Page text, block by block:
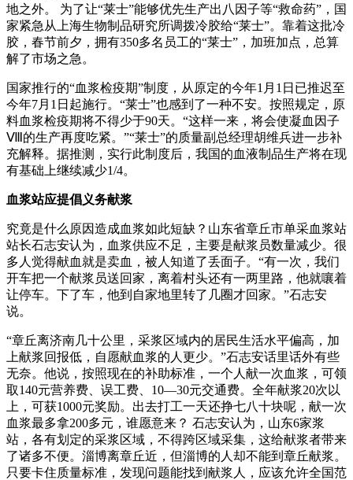
地之外。 为了让“莱士”能够优先生产出八因子等“救命药”，国
家紧急从上海生物制品研究所调拨冷胶给“莱士”。靠着这批冷
胶，春节前夕，拥有350多名员工的“莱士”，加班加点，总算
解了市场之急。
国家推行的“血浆检疫期”制度，从原定的今年1月1日已推迟至
今年7月1日起施行。“莱士”也感到了一种不安。按照规定，原
料血浆检疫期将不得少于90天。“这样一来，将会使凝血因子
Ⅷ的生产再度吃紧。”“莱士”的质量副总经理胡维兵进一步补
充解释。据推测，实行此制度后，我国的血液制品生产将在现
有基础上继续减少1/4。
血浆站应提倡义务献浆
究竟是什么原因造成血浆如此短缺？山东省章丘市单采血浆站
站长石志安认为，血浆供应不足，主要是献浆员数量减少。很
多人觉得献血就是卖血，被人知道了丢面子。“有一次，我们
开车把一个献浆员送回家，离着村头还有一两里路，他就嚷着
让停车。下了车，他到自家地里转了几圈才回家。”石志安
说。
“章丘离济南几十公里，采浆区域内的居民生活水平偏高，加
上献浆回报低，自愿献血浆的人更少。”石志安话里话外有些
无奈。他说，按照现在的补助标准，一个人献一次血浆，可领
取140元营养费、误工费、10―30元交通费。全年献浆20次以
上，可获1000元奖励。出去打工一天还挣七八十块呢，献一次
血浆最多拿200多元，谁愿意来？ 石志安认为，山东6家浆
站，各有划定的采浆区域，不得跨区域采集，这给献浆者带来
了诸多不便。淄博离章丘近，但淄博的人却不能到章丘献浆。
只要卡住质量标准，发现问题能找到献浆人，应该允许全国范